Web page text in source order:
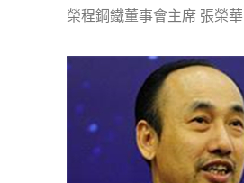
榮程鋼鐵董事會主席 張榮華